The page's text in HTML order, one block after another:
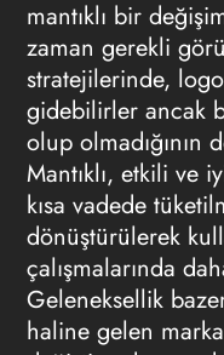
mantıklı bir
zaman gerekli
stratejilerinde,
gidebilirler ancak
olup olmadığının
Mantıklı, etkili ve
kısa vadede
dönüştürülerek
çalışmalarında
Geleneksellik
haline gelen